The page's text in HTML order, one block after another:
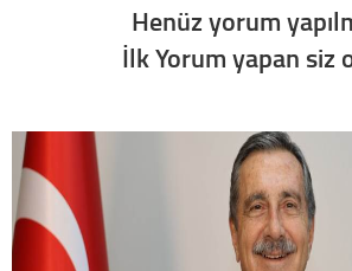
Henüz yorum
İlk Yorum yapan siz